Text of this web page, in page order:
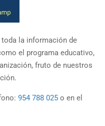
la información de
el programa educativo,
fruto de nuestros
954 788 025 o en el